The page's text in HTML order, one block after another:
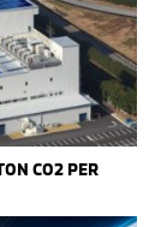
CO2 PER